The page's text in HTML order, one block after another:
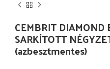
CEMBRIT DIAMOND
SARKÍTOTT
(azbesztmentes)